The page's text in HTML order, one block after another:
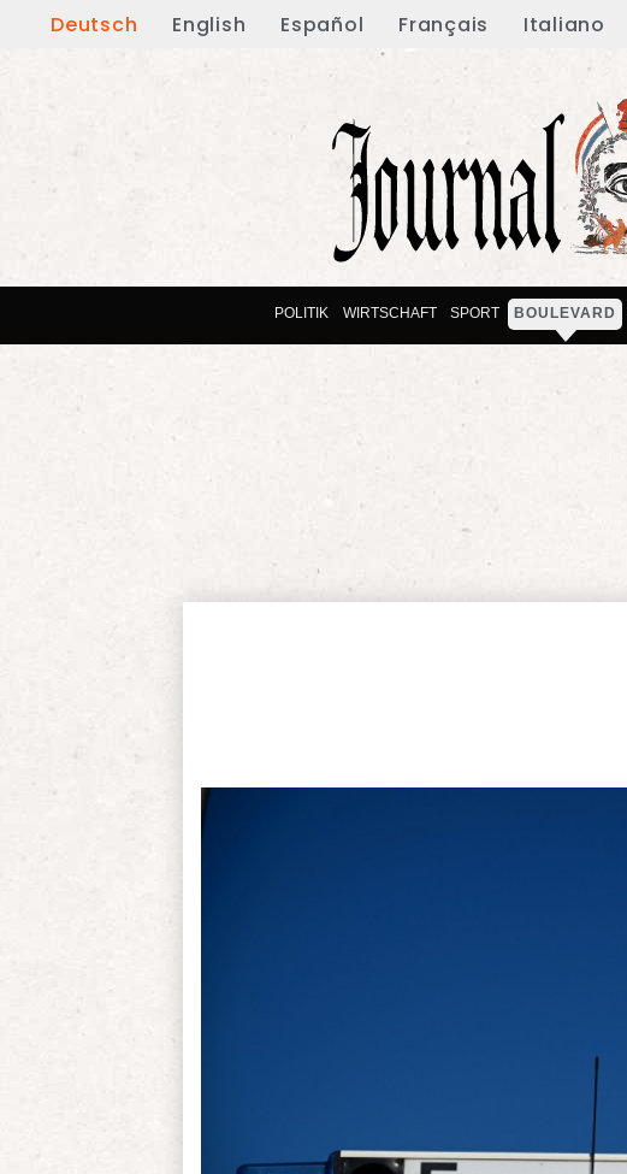
Deutsch English Español Français Italiano
POLITIK WIRTSCHAFT SPORT BOULEVARD